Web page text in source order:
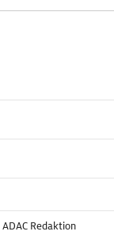
Redaktion